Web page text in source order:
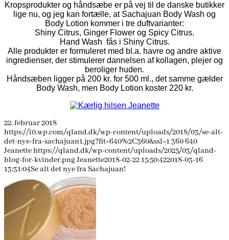
Kropsprodukter og håndsæbe er på vej til de danske butikker
lige nu, og jeg kan fortælle, at Sachajuan Body Wash og
Body Lotion kommer i tre duftvarianter:
Shiny Citrus, Ginger Flower og Spicy Citrus.
Hand Wash fås i Shiny Citrus.
Alle produkter er formuleret med bl.a. havre og andre aktive
ingredienser, der stimulerer dannelsen af kollagen, plejer og
beroliger huden.
Håndsæben ligger på 200 kr. for 500 ml., det samme gælder
Body Wash, men Body Lotion koster 220 kr.
22. februar 2018
https://i0.wp.com/qland.dk/wp-content/uploads/2018/03/se-alt-
det-nye-fra-sachajuan1.jpg?fit=640%2C360&ssl=1 360640
Jeanettehttps://qland.dk/wp-content/uploads/2025/03/qland-
blog-for-kvinder.pngJeanette2018-02-22 15:50:422018-03-16
13:31:04Se alt det nye fra Sachajuan!